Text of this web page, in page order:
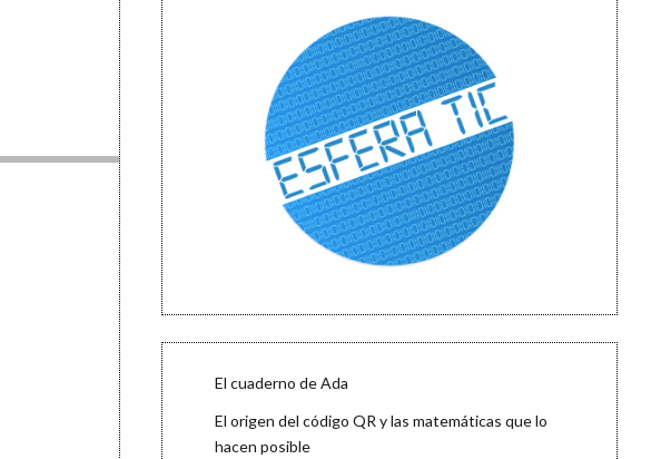
El cuaderno de Ada
El origen del código QR y las matemáticas que lo
hacen posible